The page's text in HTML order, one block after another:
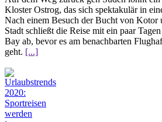
Kloster Ostrog, das sich spektakulär in
Nach einem Besuch der Bucht von Kotor
Stadt schließt die Reise mit ein paar
Bay ab, bevor es am benachbarten
geht. [...]